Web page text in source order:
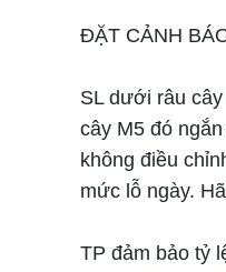
ĐẶT CẢNH
SL dưới râu
cây M5 đó
không điều
mức lỗ ngày.
TP đảm bảo tỷ